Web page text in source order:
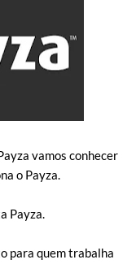
vamos conhecer
o Payza.
Payza.
para quem trabalha